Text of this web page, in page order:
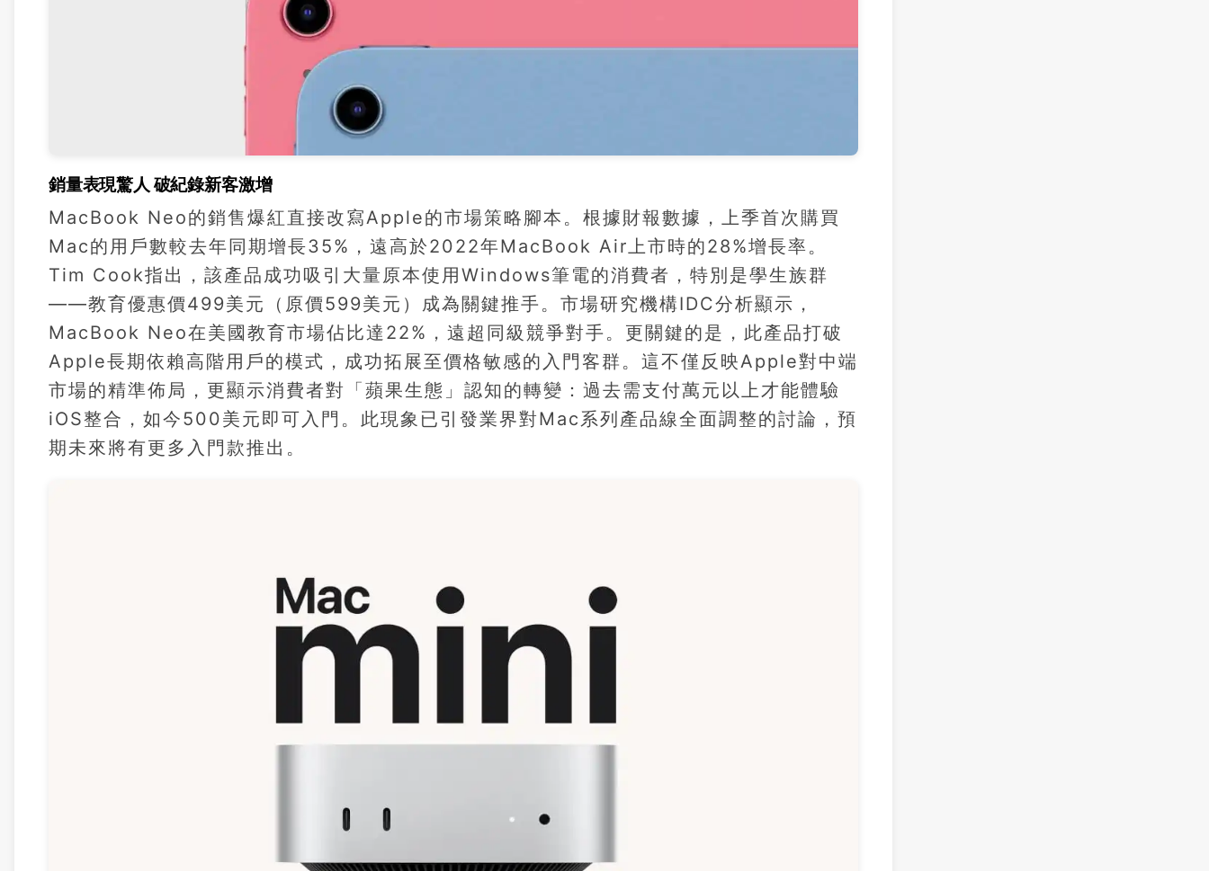
銷量表現驚人 破紀錄新客激增
MacBook Neo的銷售爆紅直接改寫Apple的市場策略腳本。根據財報數據，上季首次購買
Mac的用戶數較去年同期增長35%，遠高於2022年MacBook Air上市時的28%增長率。
Tim Cook指出，該產品成功吸引大量原本使用Windows筆電的消費者，特別是學生族群
——教育優惠價499美元（原價599美元）成為關鍵推手。市場研究機構IDC分析顯示，
MacBook Neo在美國教育市場佔比達22%，遠超同級競爭對手。更關鍵的是，此產品打破
Apple長期依賴高階用戶的模式，成功拓展至價格敏感的入門客群。這不僅反映Apple對中端
市場的精準佈局，更顯示消費者對「蘋果生態」認知的轉變：過去需支付萬元以上才能體驗
iOS整合，如今500美元即可入門。此現象已引發業界對Mac系列產品線全面調整的討論，預
期未來將有更多入門款推出。